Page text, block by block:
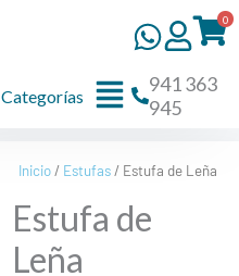
0
Flyout
Categorías
941 363
945
Inicio/ Estufas/ Estufa de Leña
Estufa de
Leña